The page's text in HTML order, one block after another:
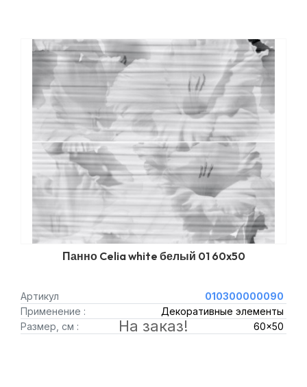
Панно Celia white белый 01 60x50
Артикул
010300000090
Применение :
Декоративные элементы
Размер, см :
60x50
На заказ!